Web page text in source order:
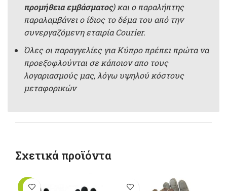
προμήθεια εμβάσματος) και ο παραλήπτης
παραλαμβάνει ο ίδιος το δέμα του από την
συνεργαζόμενη εταιρία Courier.
Όλες οι παραγγελίες για Κύπρο πρέπει πρώτα να
προεξοφλούνται σε κάποιον απο τους
λογαριασμούς μας, λόγω υψηλού κόστους
μεταφορικών
Σχετικά προϊόντα
-10%